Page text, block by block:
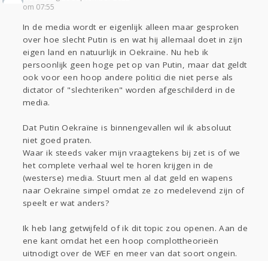
Sport
Lezen
om 07:55
In de media wordt er eigenlijk alleen maar gesproken
over hoe slecht Putin is en wat hij allemaal doet in zijn
eigen land en natuurlijk in Oekraïne. Nu heb ik
persoonlijk geen hoge pet op van Putin, maar dat geldt
ook voor een hoop andere politici die niet perse als
dictator of "slechteriken" worden afgeschilderd in de
media.
Dat Putin Oekraïne is binnengevallen wil ik absoluut
niet goed praten.
Waar ik steeds vaker mijn vraagtekens bij zet is of we
het complete verhaal wel te horen krijgen in de
(westerse) media. Stuurt men al dat geld en wapens
naar Oekraïne simpel omdat ze zo medelevend zijn of
speelt er wat anders?
Ik heb lang getwijfeld of ik dit topic zou openen. Aan de
ene kant omdat het een hoop complottheorieën
uitnodigt over de WEF en meer van dat soort ongein.